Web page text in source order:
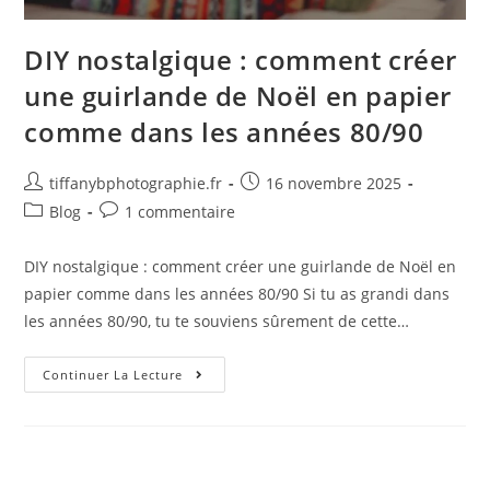
DIY nostalgique : comment créer
une guirlande de Noël en papier
comme dans les années 80/90
tiffanybphotographie.fr
16 novembre 2025
Blog
1 commentaire
DIY nostalgique : comment créer une guirlande de Noël en
papier comme dans les années 80/90 Si tu as grandi dans
les années 80/90, tu te souviens sûrement de cette…
Continuer La Lecture